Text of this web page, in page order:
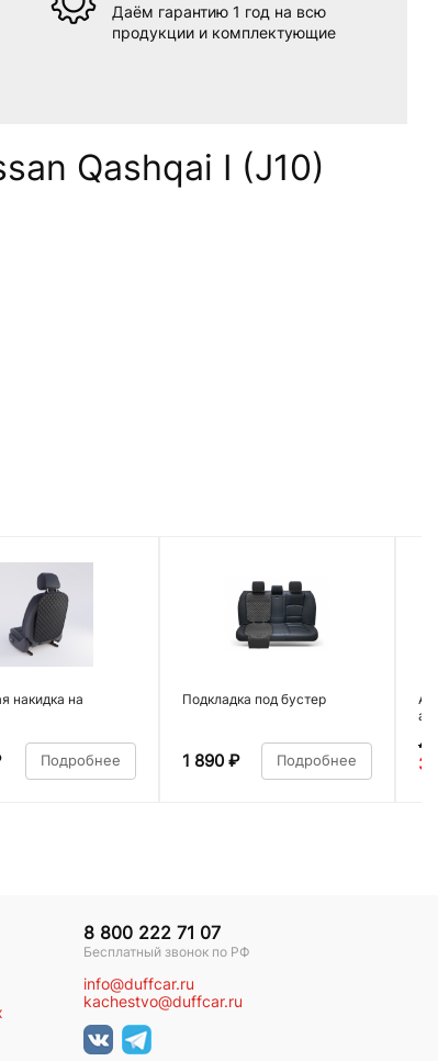
Даём гарантию 1 год на всю
продукции и комплектующие
Qashqai I (J10)
накидка на
Подробнее
Подкладка под бустер
1 890 ₽ Подробнее
4
3
8 800 222 71 07
Бесплатный звонок по РФ
info@duffcar.ru
kachestvo@duffcar.ru